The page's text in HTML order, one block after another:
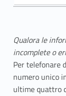
Qualora le
incomplete o
Per telefonare
numero unico
ultime quattro